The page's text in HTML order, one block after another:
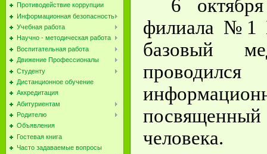
Противодействие коррупции
Информационная безопасность
Учебная работа
Научно - методическая работа
Воспитательная работа
Движение Профессионалы
Студенту
Дистанционное обучение
Аккредитация
Абитуриентам
Родителю
Объявления
Гостевая книга
Часто задаваемые вопросы
6
филиала №1
базовый
человека.